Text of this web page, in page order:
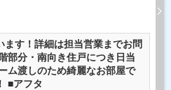
ます！詳細は担当営業までお問
部分・南向き住戸につき日当
ム渡しのため綺麗なお部屋で
■アフタ